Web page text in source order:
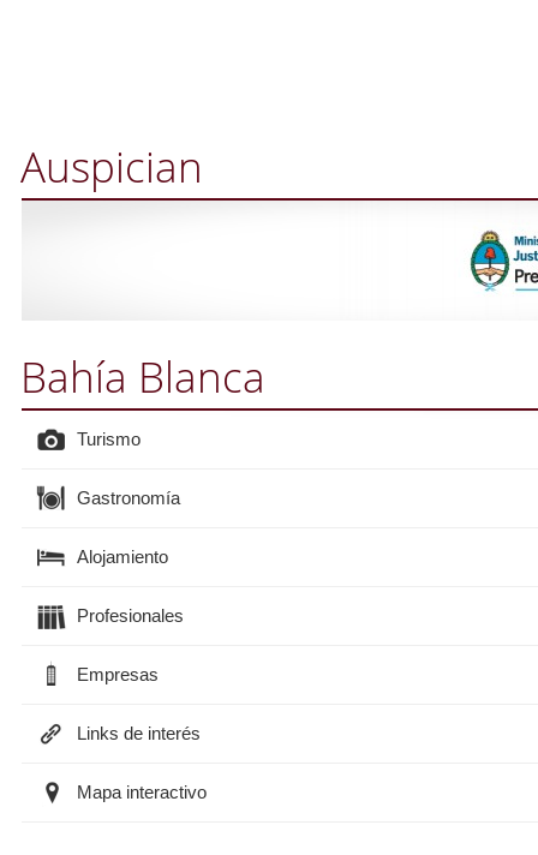
Auspician
Bahía Blanca
Turismo
Gastronomía
Alojamiento
Profesionales
Empresas
Links de interés
Mapa interactivo